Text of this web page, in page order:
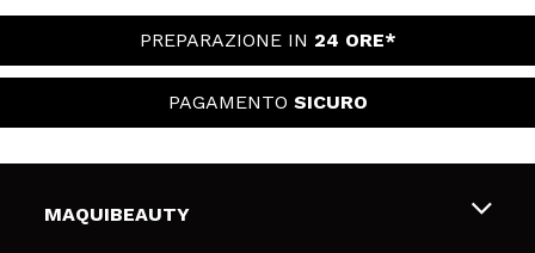
PREPARAZIONE IN 24 ORE*
PAGAMENTO SICURO
MAQUIBEAUTY